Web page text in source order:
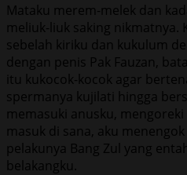
Mataku merem-melek dan
meliuk-liuk saking nikmatnya.
sebelah kiriku dan kukulum
dengan penis Pak Fauzan,
itu kukocok-kocok agar
spermanya kujilati hingga
memasuki anusku,
masuk di sana, aku
pelakunya Bang Zul yang
belakangku.